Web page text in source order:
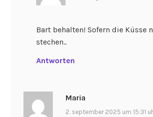
Bart behalten! Sofern die Küsse
stechen..
Antworten
Maria
2. september 2025 um 15:31